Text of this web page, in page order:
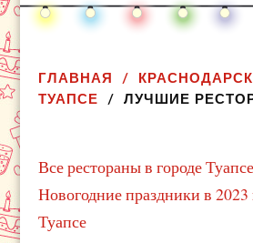
ГЛАВНАЯ
ТУАПСЕ
ЛУЧШИЕ
Все рестораны в городе Туапсе
Новогодние праздники в 2023
Туапсе